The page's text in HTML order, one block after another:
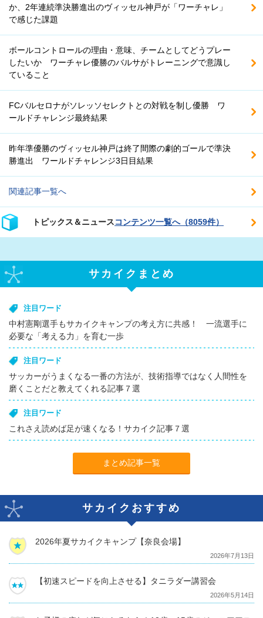
か、2年連続準決勝進出のヴィッセル神戸が「ワーチャレ」
で感じた課題
ボールコントロールの理由・意味、チームとしてどうプレー
したいか ワーチャレ優勝のバルサがトレーニングで意識し
ていること
FCバルセロナがソレッソセレクトとの対戦を制し優勝 ワ
ールドチャレンジ最終結果
昨年準優勝のヴィッセル神戸は終了間際の劇的ゴールで準決
勝進出 ワールドチャレンジ3日目結果
関連記事一覧へ
トピックス＆ニュースコンテンツ一覧へ（8059件）
サカイクまとめ
注目ワード
中村憲剛選手もサカイクキャンプの考え方に共感！ 一流選手に
必要な「考える力」を育む一歩
注目ワード
サッカーがうまくなる一番の方法が、技術指導ではなく人間性を
磨くことだと教えてくれる記事７選
注目ワード
これさえ読めば足が速くなる！サカイク記事７選
まとめ記事一覧
サカイクおすすめ
2026年夏サカイクキャンプ【奈良会場】
2026年7月13日
【初速スピードを向上させる】タニラダー講習会
2026年5月14日